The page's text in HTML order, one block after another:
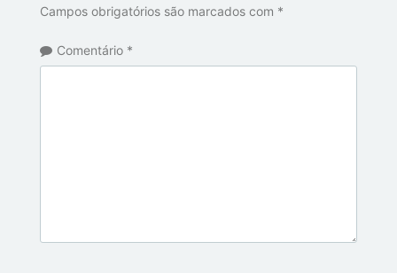
Campos obrigatórios são marcados com *
Comentário *